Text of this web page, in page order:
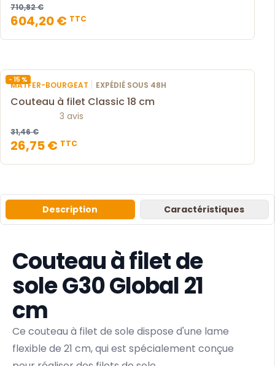
710,82 €
604,20 € TTC
- 15 %
MATFER-BOURGEAT | EXPÉDIÉ SOUS 48H
Couteau à filet Classic 18 cm
3 avis
31,46 €
26,75 € TTC
Description Caractéristiques
Couteau à filet de
sole G30 Global 21
cm
Ce couteau à filet de sole dispose d'une lame
flexible de 21 cm, qui est spécialement conçue